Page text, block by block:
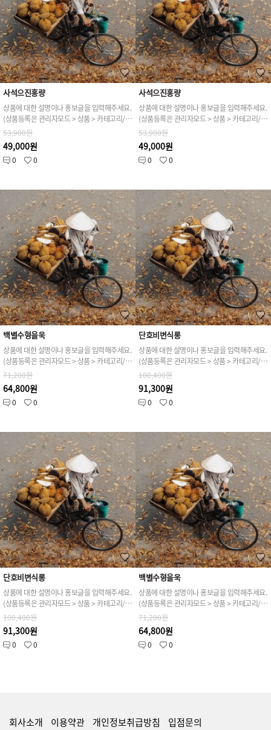
사석으진홍량
상품에 대한 설명이나 홍보글을 입력해주세요.
(상품등록은 관리자모드 > 상품 > 카테고리/상품관리 > 상품등록 가능)
53,900원
49,000원
0 0
사석으진홍량
상품에 대한 설명이나 홍보글을 입력해주세요.
(상품등록은 관리자모드 > 상품 > 카테고리/상품관리 > 상품등록 가능)
53,900원
49,000원
0 0
백별수형을욱
상품에 대한 설명이나 홍보글을 입력해주세요.
(상품등록은 관리자모드 > 상품 > 카테고리/상품관리 > 상품등록 가능)
71,200원
64,800원
0 0
단호비변식롱
상품에 대한 설명이나 홍보글을 입력해주세요.
(상품등록은 관리자모드 > 상품 > 카테고리/상품관리 > 상품등록 가능)
100,400원
91,300원
0 0
단호비변식롱
상품에 대한 설명이나 홍보글을 입력해주세요.
(상품등록은 관리자모드 > 상품 > 카테고리/상품관리 > 상품등록 가능)
100,400원
91,300원
0 0
백별수형을욱
상품에 대한 설명이나 홍보글을 입력해주세요.
(상품등록은 관리자모드 > 상품 > 카테고리/상품관리 > 상품등록 가능)
71,200원
64,800원
0 0
회사소개 이용약관 개인정보취급방침 입점문의